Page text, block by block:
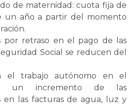
de maternidad: cuota fija de
un año a partir del momento
por retraso en el pago de las
Social se reducen del
el trabajo autónomo en el
un incremento de las
en las facturas de agua, luz y